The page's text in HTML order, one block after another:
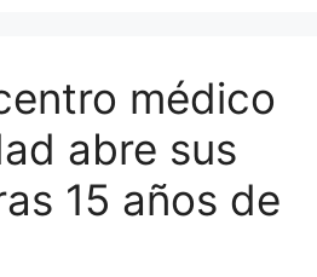
médico
abre sus
15 años de